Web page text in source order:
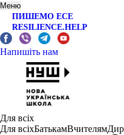
Меню
ПИШЕМО ЕСЕ
RESILIENCE.HELP
Напишіть нам
Для всіх
Для всіхБатькамВчителям